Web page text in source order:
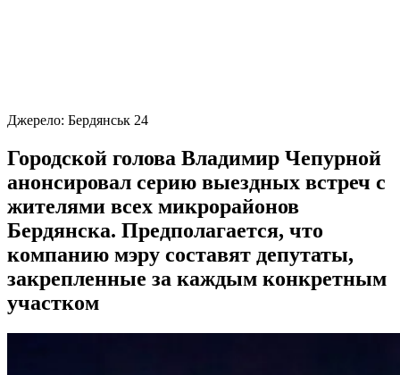
Джерело: Бердянськ 24
Городской голова Владимир Чепурной
анонсировал серию выездных встреч с
жителями всех микрорайонов
Бердянска. Предполагается, что
компанию мэру составят депутаты,
закрепленные за каждым конкретным
участком